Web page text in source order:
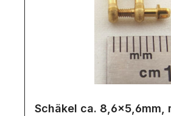
Schäkel ca. 8,6x5,6mm,